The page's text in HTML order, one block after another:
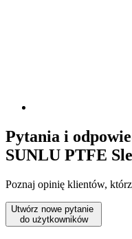
Pytania i
SUNLU PTFE
Poznaj opinię klientów,
Utwórz nowe pytanie
do użytkowników